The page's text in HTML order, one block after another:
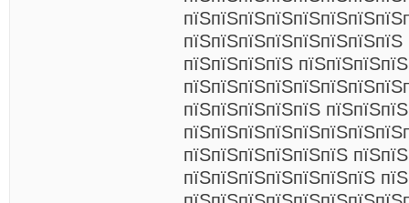
пїЅпїЅпїЅпїЅпїЅпїЅпїЅпїЅ
пїЅпїЅпїЅпїЅ
пїЅпїЅпїЅпїЅпїЅ
пїЅпїЅпїЅпїЅпїЅпїЅ
пїЅпїЅпїЅпїЅпїЅпїЅпїЅ